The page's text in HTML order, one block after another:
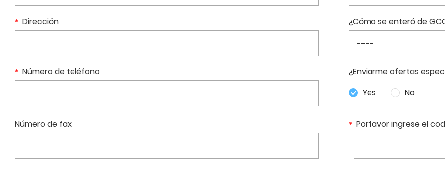
Dirección ¿Cómo se enteró de
Número de teléfono
¿Enviarme ofertas
Yes
No
Número de fax Porfavor ingrese el